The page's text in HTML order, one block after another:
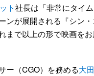
ト社長は「非常にタイ
ンが展開される『シン
まで以上の形で映画を
ー（CGO）を務める大